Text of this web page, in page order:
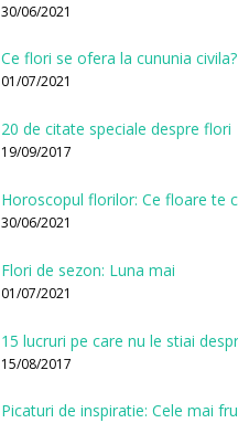
30/06/2021
Ce flori se ofera la cununia civila?
01/07/2021
20 de citate speciale despre flori
19/09/2017
30/06/2021
Flori de sezon: Luna mai
01/07/2021
15/08/2017